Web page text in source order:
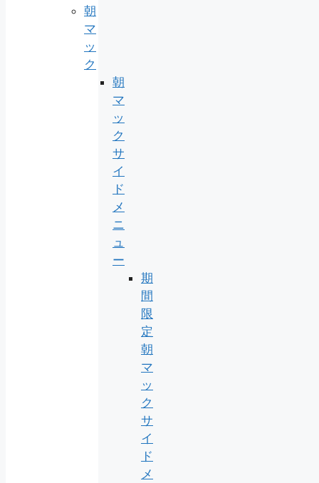
朝
マ
ッ
ク
朝
マ
ッ
ク
サ
イ
ド
メ
ニ
ュ
ー
期
間
限
定
朝
マ
ッ
ク
サ
イ
ド
メ